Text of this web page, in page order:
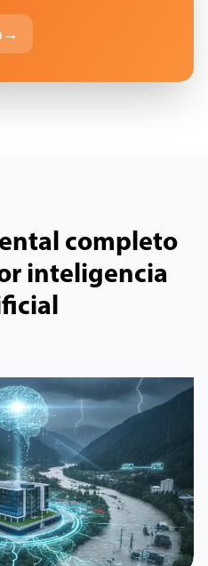
→
completo
inteligencia